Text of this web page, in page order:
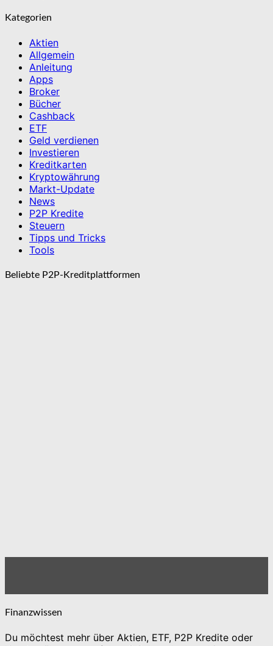
Kategorien
Aktien
Allgemein
Anleitung
Apps
Broker
Bücher
Cashback
ETF
Geld verdienen
Investieren
Kreditkarten
Kryptowährung
Markt-Update
News
P2P Kredite
Steuern
Tipps und Tricks
Tools
Beliebte P2P-Kreditplattformen
Finanzwissen
Du möchtest mehr über Aktien, ETF, P2P Kredite oder